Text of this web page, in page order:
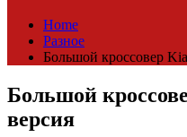
Home
Разное
Большой кроссовер
Большой
версия